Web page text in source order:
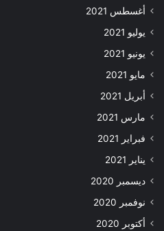
أغسطس 2021
يوليو 2021
يونيو 2021
مايو 2021
أبريل 2021
مارس 2021
فبراير 2021
يناير 2021
ديسمبر 2020
نوفمبر 2020
أكتوبر 2020